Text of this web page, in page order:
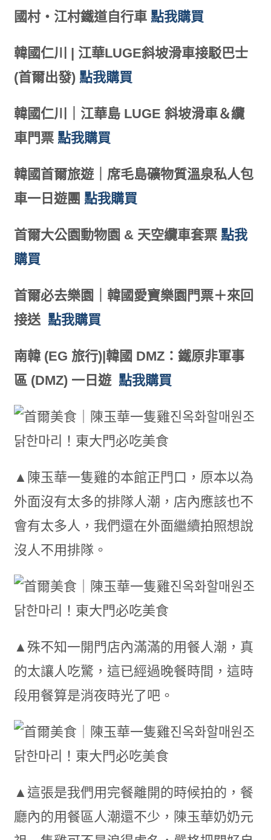
國村・江村鐵道自行車 點我購買
韓國仁川 | 江華LUGE斜坡滑車接駁巴士
(首爾出發) 點我購買
韓國仁川｜江華島 LUGE 斜坡滑車＆纜
車門票 點我購買
韓國首爾旅遊｜席毛島礦物質溫泉私人包
車一日遊團 點我購買
首爾大公園動物園 & 天空纜車套票 點我
購買
首爾必去樂園｜韓國愛寶樂園門票＋來回
接送 點我購買
南韓 (EG 旅行)|韓國 DMZ：鐵原非軍事
區 (DMZ) 一日遊 點我購買
▲陳玉華一隻雞的本館正門口，原本以為
外面沒有太多的排隊人潮，店內應該也不
會有太多人，我們還在外面繼續拍照想說
沒人不用排隊。
▲殊不知一開門店內滿滿的用餐人潮，真
的太讓人吃驚，這已經過晚餐時間，這時
段用餐算是消夜時光了吧。
▲這張是我們用完餐離開的時候拍的，餐
廳內的用餐區人潮還不少，陳玉華奶奶元